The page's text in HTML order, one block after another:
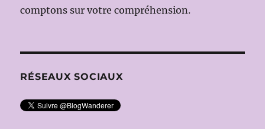
comptons sur votre compréhension.
RÉSEAUX SOCIAUX